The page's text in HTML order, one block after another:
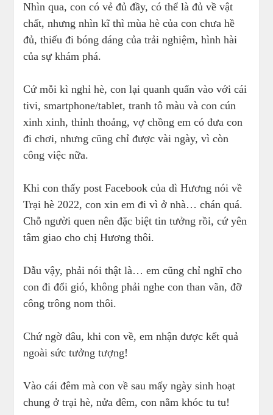
Nhìn qua, con có vẻ đủ đầy, có thể là đủ về vật
chất, nhưng nhìn kĩ thì mùa hè của con chưa hề
đủ, thiếu đi bóng dáng của trải nghiệm, hình hài
của sự khám phá.
Cứ mỗi kì nghỉ hè, con lại quanh quẩn vào với cái
tivi, smartphone/tablet, tranh tô màu và con cún
xinh xinh, thỉnh thoảng, vợ chồng em có đưa con
đi chơi, nhưng cũng chỉ được vài ngày, vì còn
công việc nữa.
Khi con thấy post Facebook của dì Hương nói về
Trại hè 2022, con xin em đi vì ở nhà… chán quá.
Chỗ người quen nên đặc biệt tin tưởng rồi, cứ yên
tâm giao cho chị Hương thôi.
Dẫu vậy, phải nói thật là… em cũng chỉ nghĩ cho
con đi đổi gió, không phải nghe con than vãn, đỡ
công trông nom thôi.
Chứ ngờ đâu, khi con về, em nhận được kết quả
ngoài sức tưởng tượng!
Vào cái đêm mà con về sau mấy ngày sinh hoạt
chung ở trại hè, nửa đêm, con nằm khóc tu tu!